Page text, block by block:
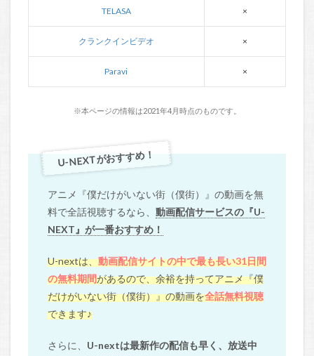
TELASA ×
クランクインビデオ ×
Paravi ×
※本ページの情報は2021年4月時点のものです。
U-NEXTがおすすめ！
アニメ『僕だけがいない街（僕街）』の動画を無
料で全話視聴するなら、 動画配信サービスの『U-
NEXT』が一番おすすめ！
U-nextは、動画配信サイトの中で最も長い31日間
の無料期間があるので、余裕を持ってアニメ『僕
だけがいない街（僕街）』の動画を全話無料視聴
できます♪
さらに、 U-nextは最新作の配信も早く、放送中